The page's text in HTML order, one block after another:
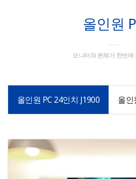
올인원
모니터와 본체가 한번에
올인원 PC 24인치 J1900 올인